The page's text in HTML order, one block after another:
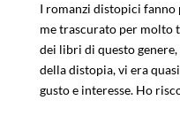
I romanzi distopici
me trascurato per molto
dei libri di questo
della distopia, vi era
gusto e interesse. Ho